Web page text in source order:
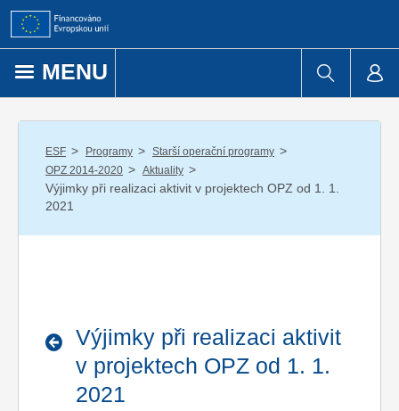
Přejít k obsahu
MENU
ESF / Programy / Starší operační programy /
OPZ 2014-2020 / Aktuality /
Výjimky při realizaci aktivit v projektech OPZ od 1. 1.
2021
Výjimky při realizaci aktivit
v projektech OPZ od 1. 1.
2021